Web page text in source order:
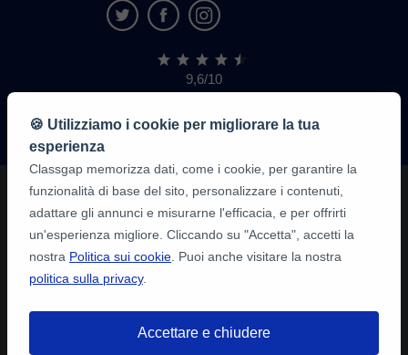
9,6/10
1.339.284
recensioni
di
alunni
🍪 Utilizziamo i cookie per migliorare la tua
esperienza
Classgap memorizza dati, come i cookie, per garantire la
funzionalità di base del sito, personalizzare i contenuti,
adattare gli annunci e misurarne l'efficacia, e per offrirti
un'esperienza migliore. Cliccando su "Accetta", accetti la
nostra Politica sui cookie . Puoi anche visitare la nostra
politica sulla privacy.
Accettare e chiudere